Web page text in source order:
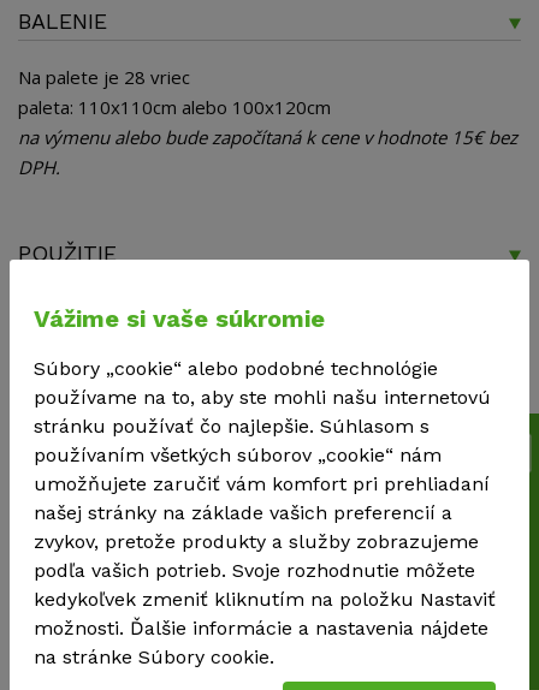
BALENIE
Na palete je 28 vriec
paleta: 110x110cm alebo 100x120cm
na výmenu alebo bude započítaná k cene v hodnote 15€ bez
DPH.
POUŽITIE
Použitie pazderia ako mulču:
Optimalizácia vodného režimu pôdy.
Znižuje
odparovanie vody, čím sa obmedzuje potreba
zavlažovania.
Zlepšenie pôdnej štruktúry.Postupne sa rozkladá a
obohacuje pôdu o organickú hmotu.
Tepelná izolácia. Ochraňuje korene rastlín pred výkyvmi
teplôt.
Prevencia pred burinami.Vrstva pazderia potláča rast
buriny bez nutnosti herbicídov.
Estetika.Prírodný vzhľad harmonicky zapadá do
záhradných a parkových úprav.
Vážime si vaše súkromie
Súbory „cookie“ alebo podobné technológie
používame na to, aby ste mohli našu internetovú
stránku používať čo najlepšie. Súhlasom s
používaním všetkých súborov „cookie“ nám
umožňujete zaručiť vám komfort pri prehliadaní
našej stránky na základe vašich preferencií a
zvykov, pretože produkty a služby zobrazujeme
podľa vašich potrieb. Svoje rozhodnutie môžete
kedykoľvek zmeniť kliknutím na položku Nastaviť
možnosti. Ďalšie informácie a nastavenia nájdete
na stránke Súbory cookie.